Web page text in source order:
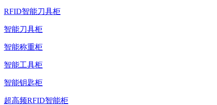
RFID智能刀具柜
智能刀具柜
智能称重柜
智能工具柜
智能钥匙柜
超高频RFID智能柜